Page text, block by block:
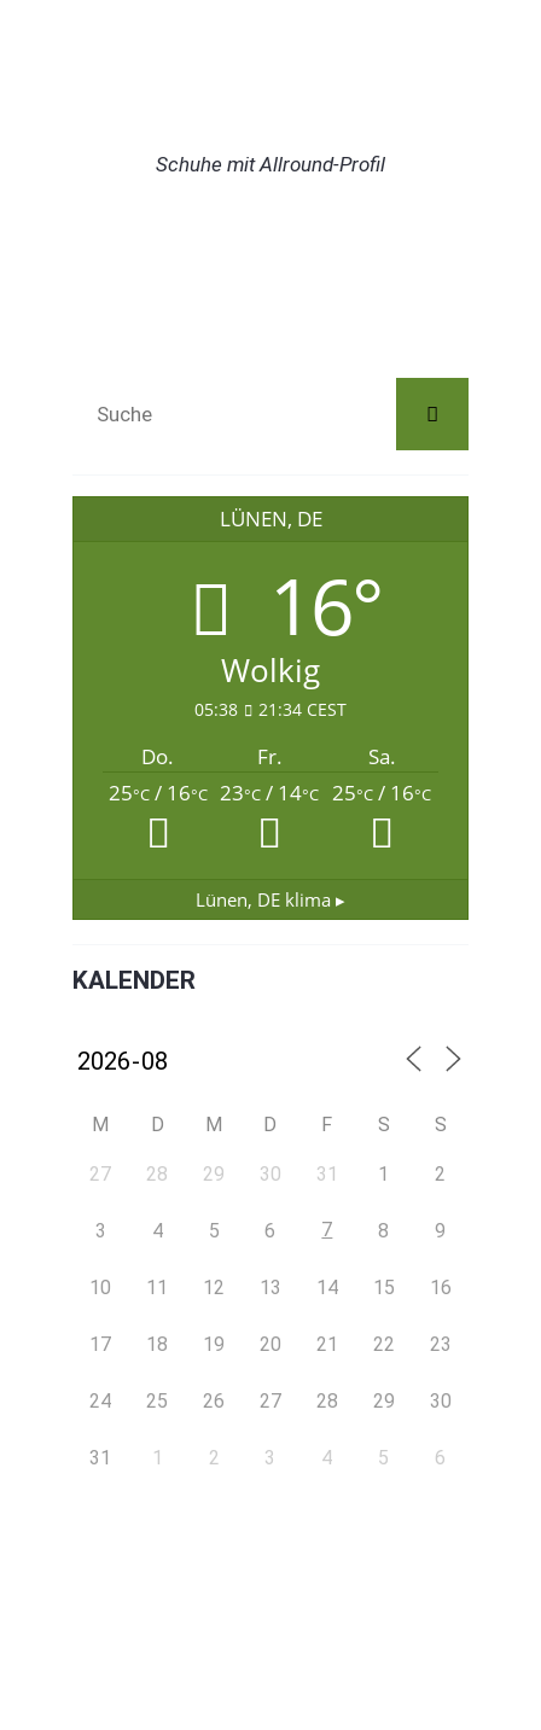
Schuhe mit Allround-Profil
LÜNEN, DE
16°
Wolkig
05:38 21:34 CEST
Do. Fr.
Sa.
25°C/ 16°C 23°C / 14°C 25°C / 16°C
Lünen, DE klima ▸
KALENDER
M D M D F S S
27 28 29 30 31 1 2
3 4 5 6 7 8 9
10 11 12 13 14 15 16
17 18 19 20 21 22 23
24 25 26 27 28 29 30
31 1 2 3 4 5 6